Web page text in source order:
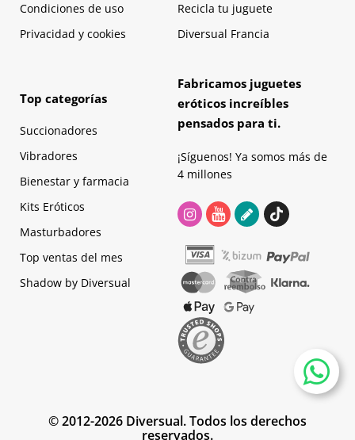
Condiciones de uso
Privacidad y cookies
Recicla tu juguete
Diversual Francia
Top categorías
Succionadores
Vibradores
Bienestar y farmacia
Kits Eróticos
Masturbadores
Top ventas del mes
Shadow by Diversual
Fabricamos juguetes
eróticos increíbles
pensados para ti.
¡Síguenos! Ya somos más de
4 millones
© 2012-2026 Diversual. Todos los derechos
reservados.